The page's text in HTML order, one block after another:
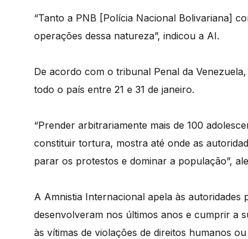
“Tanto a PNB [Polícia Nacional Bolivariana]
operações dessa natureza”, indicou a AI.
De acordo com o tribunal Penal da
todo o país entre 21 e 31 de janeiro.
“Prender arbitrariamente mais de 100
constituir tortura, mostra até onde as
parar os protestos e dominar a população”,
A Amnistia Internacional apela às
desenvolveram nos últimos anos e cumprir a
às vítimas de violações de direitos humanos